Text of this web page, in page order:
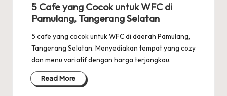
5 Cafe yang Cocok untuk WFC di
Pamulang, Tangerang Selatan
5 cafe yang cocok untuk WFC di daerah Pamulang,
Tangerang Selatan. Menyediakan tempat yang cozy
dan menu variatif dengan harga terjangkau.
Read More